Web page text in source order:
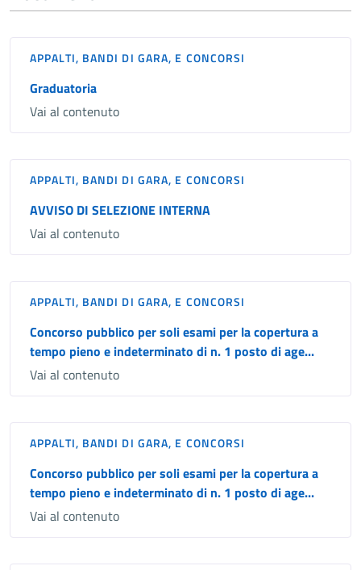
APPALTI, BANDI DI GARA, E CONCORSI
Graduatoria
Vai al contenuto
APPALTI, BANDI DI GARA, E CONCORSI
AVVISO DI SELEZIONE INTERNA
Vai al contenuto
APPALTI, BANDI DI GARA, E CONCORSI
Concorso pubblico per soli esami per la copertura a
tempo pieno e indeterminato di n. 1 posto di age...
Vai al contenuto
APPALTI, BANDI DI GARA, E CONCORSI
Concorso pubblico per soli esami per la copertura a
tempo pieno e indeterminato di n. 1 posto di age...
Vai al contenuto